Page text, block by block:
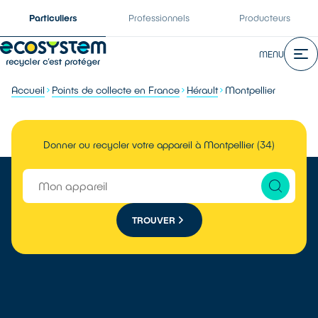
Particuliers Professionnels Producteurs
MENU
Accueil Points de collecte en France Hérault Montpellier
Donner ou recycler votre appareil à Montpellier (34)
TROUVER